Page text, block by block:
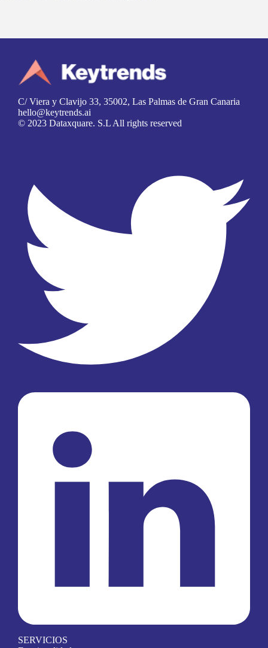
C/ Viera y Clavijo 33, 35002, Las Palmas de Gran Canaria
hello@keytrends.ai
© 2023 Dataxquare. S.L All rights reserved
SERVICIOS